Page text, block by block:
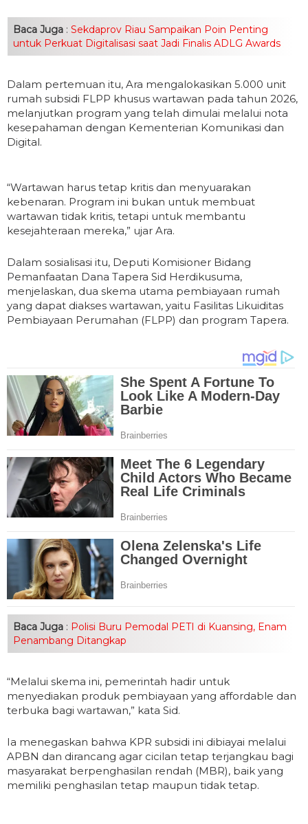
Baca Juga : Sekdaprov Riau Sampaikan Poin Penting
untuk Perkuat Digitalisasi saat Jadi Finalis ADLG Awards
Dalam pertemuan itu, Ara mengalokasikan 5.000 unit
rumah subsidi FLPP khusus wartawan pada tahun 2026,
melanjutkan program yang telah dimulai melalui nota
kesepahaman dengan Kementerian Komunikasi dan
Digital.
“Wartawan harus tetap kritis dan menyuarakan
kebenaran. Program ini bukan untuk membuat
wartawan tidak kritis, tetapi untuk membantu
kesejahteraan mereka,” ujar Ara.
Dalam sosialisasi itu, Deputi Komisioner Bidang
Pemanfaatan Dana Tapera Sid Herdikusuma,
menjelaskan, dua skema utama pembiayaan rumah
yang dapat diakses wartawan, yaitu Fasilitas Likuiditas
Pembiayaan Perumahan (FLPP) dan program Tapera.
Baca Juga : Polisi Buru Pemodal PETI di Kuansing, Enam
Penambang Ditangkap
“Melalui skema ini, pemerintah hadir untuk
menyediakan produk pembiayaan yang affordable dan
terbuka bagi wartawan,” kata Sid.
Ia menegaskan bahwa KPR subsidi ini dibiayai melalui
APBN dan dirancang agar cicilan tetap terjangkau bagi
masyarakat berpenghasilan rendah (MBR), baik yang
memiliki penghasilan tetap maupun tidak tetap.